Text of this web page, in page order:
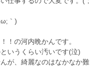
｀)
！の河内晩かんです。
いうくらい汚いです(泣)
が、綺麗なのはなかなか難